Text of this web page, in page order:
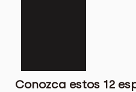
Conozca estos 12